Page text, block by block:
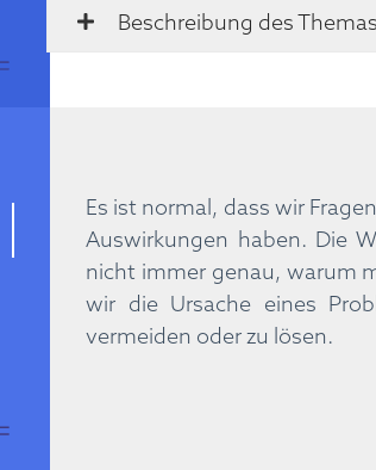
Beschreibung des
Es ist normal, dass wir
Auswirkungen haben. Die
nicht immer genau, warum
wir die Ursache eines
vermeiden oder zu lösen.